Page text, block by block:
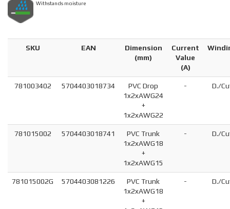
Withstands moisture
SKU EAN
Dimension
(mm)
Current
Value
(A)
781003402 5704403018734
PVC Drop
1x2xAWG24
+
1x2xAWG22
- D./
781015002 5704403018741
PVC Trunk
1x2xAWG18
+
1x2xAWG15
- D./
781015002G 5704403081226
PVC Trunk
1x2xAWG18
+
- D./